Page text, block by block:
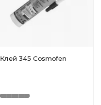
Клей 345 Cosmofen